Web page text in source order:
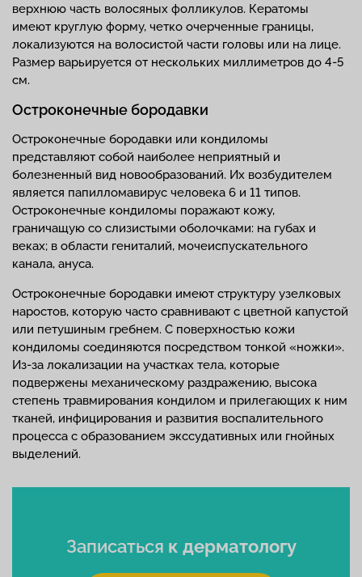
верхнюю часть волосяных фолликулов. Кератомы
имеют круглую форму, четко очерченные границы,
локализуются на волосистой части головы или на лице.
Размер варьируется от нескольких миллиметров до 4-5
см.
Остроконечные бородавки
Остроконечные бородавки или кондиломы
представляют собой наиболее неприятный и
болезненный вид новообразований. Их возбудителем
является папилломавирус человека 6 и 11 типов.
Остроконечные кондиломы поражают кожу,
граничащую со слизистыми оболочками: на губах и
веках; в области гениталий, мочеиспускательного
канала, ануса.
Остроконечные бородавки имеют структуру узелковых
наростов, которую часто сравнивают с цветной капустой
или петушиным гребнем. С поверхностью кожи
кондиломы соединяются посредством тонкой «ножки».
Из-за локализации на участках тела, которые
подвержены механическому раздражению, высока
степень травмирования кондилом и прилегающих к ним
тканей, инфицирования и развития воспалительного
процесса с образованием экссудативных или гнойных
выделений.
Записаться к дерматологу